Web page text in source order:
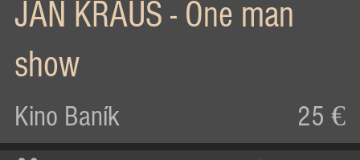
JAN KRAUS - One man
show
Kino Baník 25 €